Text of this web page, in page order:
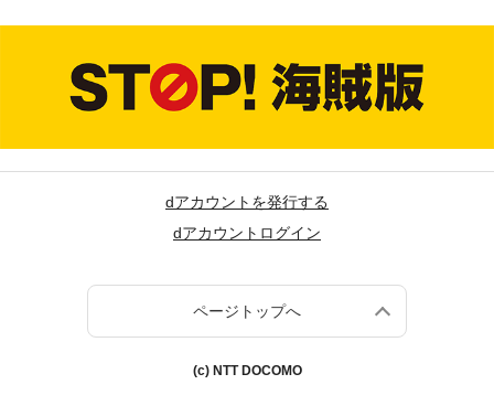
dアカウントを発行する
dアカウントログイン
ページトップへ
(c) NTT DOCOMO